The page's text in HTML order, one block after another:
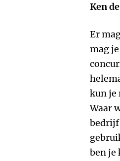
Ken
Er
mag
kun je
Waar
bedrijf
ben je